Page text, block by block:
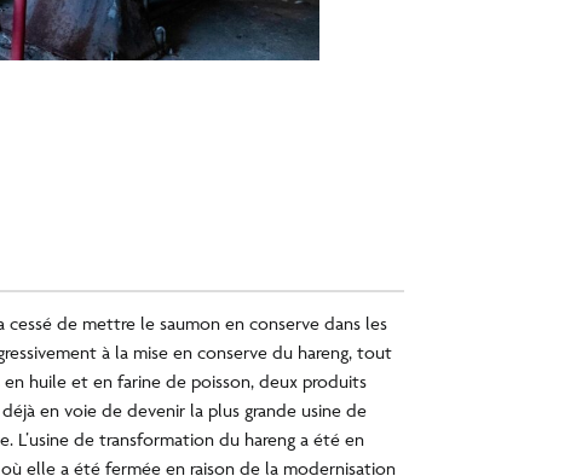
cessé de mettre le saumon en conserve dans les
à la mise en conserve du hareng, tout
huile et en farine de poisson, deux produits
en voie de devenir la plus grande usine de
L’usine de transformation du hareng a été en
où elle a été fermée en raison de la modernisation